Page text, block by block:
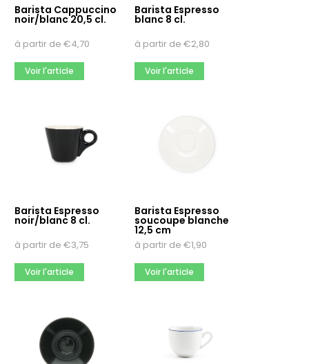
Barista Cappuccino
noir/blanc 20,5 cl.
à partir de €4,70
Voir l'article
Barista Espresso
blanc 8 cl.
à partir de€2,80
Voir l'article
Barista Espresso
noir/blanc 8 cl.
à partir de €3,75
Voir l'article
Barista Espresso
soucoupe blanche
12,5 cm
à partir de€1,90
Voir l'article